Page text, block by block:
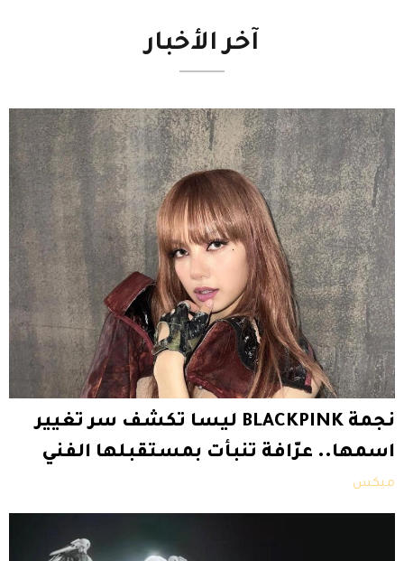
آخر الأخبار
نجمة BLACKPINK ليسا تكشف سر تغيير
اسمها.. عرّافة تنبأت بمستقبلها الفني
ميكس